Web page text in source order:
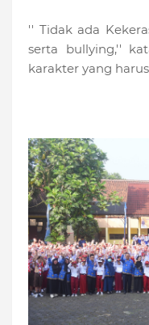
'' Tidak ada
serta bullying,''
karakter yang